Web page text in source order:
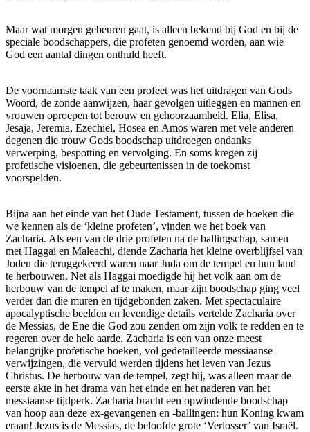
Maar wat morgen gebeuren gaat, is alleen bekend bij God en bij de
speciale boodschappers, die profeten genoemd worden, aan wie
God een aantal dingen onthuld heeft.
De voornaamste taak van een profeet was het uitdragen van Gods
Woord, de zonde aanwijzen, haar gevolgen uitleggen en mannen en
vrouwen oproepen tot berouw en gehoorzaamheid. Elia, Elisa,
Jesaja, Jeremia, Ezechiël, Hosea en Amos waren met vele anderen
degenen die trouw Gods boodschap uitdroegen ondanks
verwerping, bespotting en vervolging. En soms kregen zij
profetische visioenen, die gebeurtenissen in de toekomst
voorspelden.
Bijna aan het einde van het Oude Testament, tussen de boeken die
we kennen als de ‘kleine profeten’, vinden we het boek van
Zacharia. Als een van de drie profeten na de ballingschap, samen
met Haggai en Maleachi, diende Zacharia het kleine overblijfsel van
Joden die teruggekeerd waren naar Juda om de tempel en hun land
te herbouwen. Net als Haggai moedigde hij het volk aan om de
herbouw van de tempel af te maken, maar zijn boodschap ging veel
verder dan die muren en tijdgebonden zaken. Met spectaculaire
apocalyptische beelden en levendige details vertelde Zacharia over
de Messias, de Ene die God zou zenden om zijn volk te redden en te
regeren over de hele aarde. Zacharia is een van onze meest
belangrijke profetische boeken, vol gedetailleerde messiaanse
verwijzingen, die vervuld werden tijdens het leven van Jezus
Christus. De herbouw van de tempel, zegt hij, was alleen maar de
eerste akte in het drama van het einde en het naderen van het
messiaanse tijdperk. Zacharia bracht een opwindende boodschap
van hoop aan deze ex-gevangenen en -ballingen: hun Koning kwam
eraan! Jezus is de Messias, de beloofde grote ‘Verlosser’ van Israël.